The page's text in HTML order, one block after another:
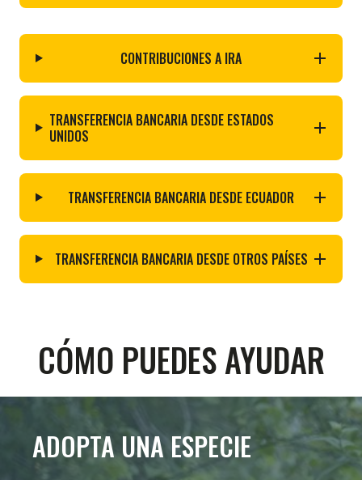
CONTRIBUCIONES A IRA
TRANSFERENCIA BANCARIA DESDE ESTADOS
UNIDOS
TRANSFERENCIA BANCARIA DESDE ECUADOR
TRANSFERENCIA BANCARIA DESDE OTROS PAÍSES
CÓMO PUEDES AYUDAR
ADOPTA UNA ESPECIE